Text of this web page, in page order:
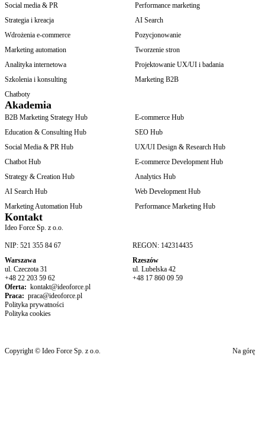
Social media & PR
Performance marketing
Strategia i kreacja
AI Search
Wdrożenia e-commerce
Pozycjonowanie
Marketing automation
Tworzenie stron
Analityka internetowa
Projektowanie UX/UI i badania
Szkolenia i konsulting
Marketing B2B
Chatboty
Akademia
B2B Marketing Strategy Hub
E-commerce Hub
Education & Consulting Hub
SEO Hub
Social Media & PR Hub
UX/UI Design & Research Hub
Chatbot Hub
E-commerce Development Hub
Strategy & Creation Hub
Analytics Hub
AI Search Hub
Web Development Hub
Marketing Automation Hub
Performance Marketing Hub
Kontakt
Ideo Force Sp. z o.o.
NIP: 521 355 84 67
REGON: 142314435
Warszawa
ul. Czeczota 31
+48 22 203 59 62
Rzeszów
ul. Lubelska 42
+48 17 860 09 59
Oferta: kontakt@ideoforce.pl
Praca: praca@ideoforce.pl
Polityka prywatności
Polityka cookies
Copyright © Ideo Force Sp. z o.o. Na górę